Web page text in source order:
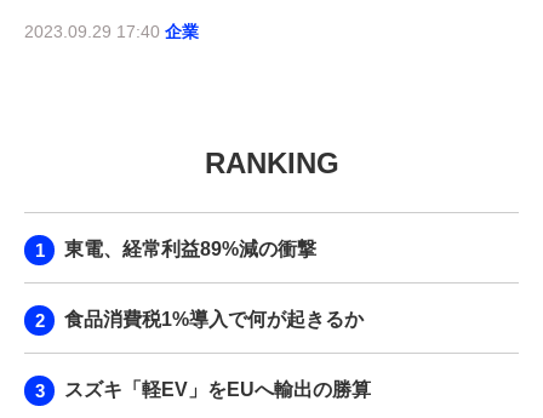
2023.09.29 17:40 企業
RANKING
東電、経常利益89%減の衝撃
食品消費税1%導入で何が起きるか
スズキ「軽EV」をEUへ輸出の勝算